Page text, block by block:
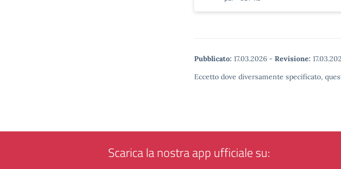
Pubblicato: 17.03.2026 - Revisione:
Eccetto dove diversamente specificato,
Scarica la nostra app ufficiale su: